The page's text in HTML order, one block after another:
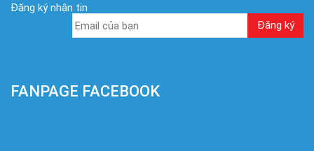
Đăng ký nhận tin
FANPAGE FACEBOOK